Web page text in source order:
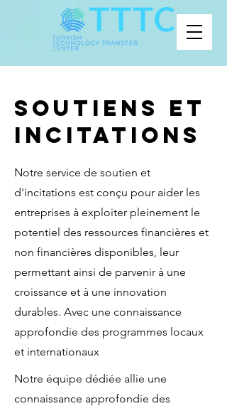
Soutiens et
incitations
Notre service de soutien et
d'incitations est conçu pour aider les
entreprises à exploiter pleinement le
potentiel des ressources financières et
non financières disponibles, leur
permettant ainsi de parvenir à une
croissance et à une innovation
durables. Avec une connaissance
approfondie des programmes locaux
et internationaux
Notre équipe dédiée allie une
connaissance approfondie des